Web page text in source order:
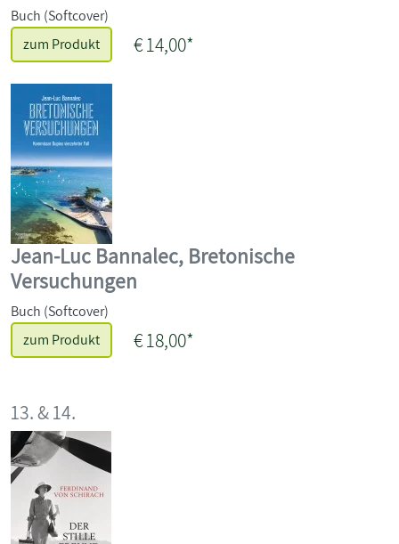
Buch (Softcover)
zum Produkt
€ 14,00*
Jean-Luc Bannalec, Bretonische
Versuchungen
Buch (Softcover)
zum Produkt
€ 18,00*
13. & 14.